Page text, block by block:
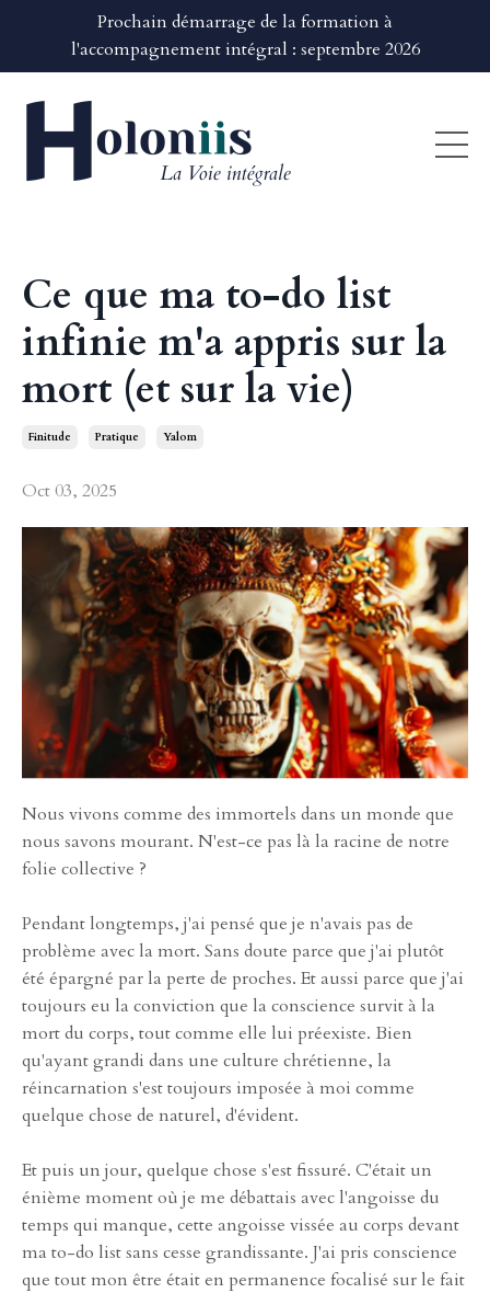
Prochain démarrage de la formation à
l'accompagnement intégral : septembre 2026
Ce que ma to-do list
infinie m'a appris sur la
mort (et sur la vie)
Finitude Pratique Yalom
Oct 03, 2025
Nous vivons comme des immortels dans un monde que
nous savons mourant. N'est-ce pas là la racine de notre
folie collective ?
Pendant longtemps, j'ai pensé que je n'avais pas de
problème avec la mort. Sans doute parce que j'ai plutôt
été épargné par la perte de proches. Et aussi parce que j'ai
toujours eu la conviction que la conscience survit à la
mort du corps, tout comme elle lui préexiste. Bien
qu'ayant grandi dans une culture chrétienne, la
réincarnation s'est toujours imposée à moi comme
quelque chose de naturel, d'évident.
Et puis un jour, quelque chose s'est fissuré. C'était un
énième moment où je me débattais avec l'angoisse du
temps qui manque, cette angoisse vissée au corps devant
ma to-do list sans cesse grandissante. J'ai pris conscience
que tout mon être était en permanence focalisé sur le fait